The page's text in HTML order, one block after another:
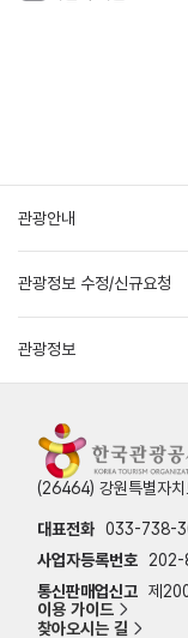
관광안내
관광정보 수정/신규요청
관광정보
(26464) 강원특별자
대표전화 033-738-
사업자등록번호
202-
통신판매업신고 제
이용 가이드
찾아오시는 길